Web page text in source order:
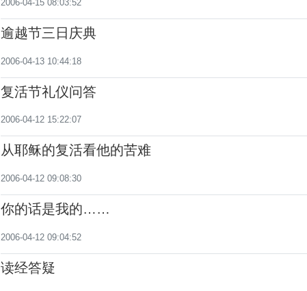
2006-04-15 08:03:52
逾越节三日庆典
2006-04-13 10:44:18
复活节礼仪问答
2006-04-12 15:22:07
从耶稣的复活看他的苦难
2006-04-12 09:08:30
你的话是我的……
2006-04-12 09:04:52
读经答疑